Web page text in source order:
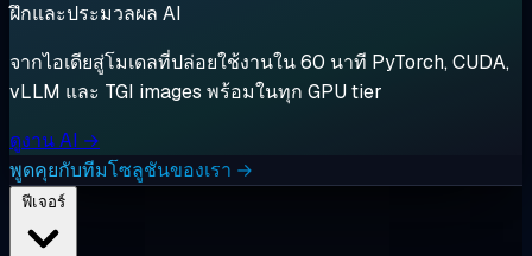
ฝึกและประมวลผล AI
จากไอเดียสู่โมเดลที่ปล่อยใช้งานใน 60 นาที PyTorch, CUDA,
vLLM และ TGI images พร้อมในทุก GPU tier
ดูงาน AI →
พูดคุยกับทีมโซลูชันของเรา →